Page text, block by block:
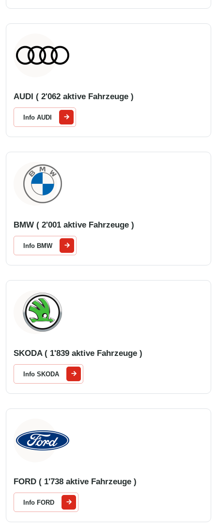
AUDI ( 2'062 aktive Fahrzeuge )
Info AUDI
BMW ( 2'001 aktive Fahrzeuge )
Info BMW
SKODA ( 1'839 aktive Fahrzeuge )
Info SKODA
FORD ( 1'738 aktive Fahrzeuge )
Info FORD